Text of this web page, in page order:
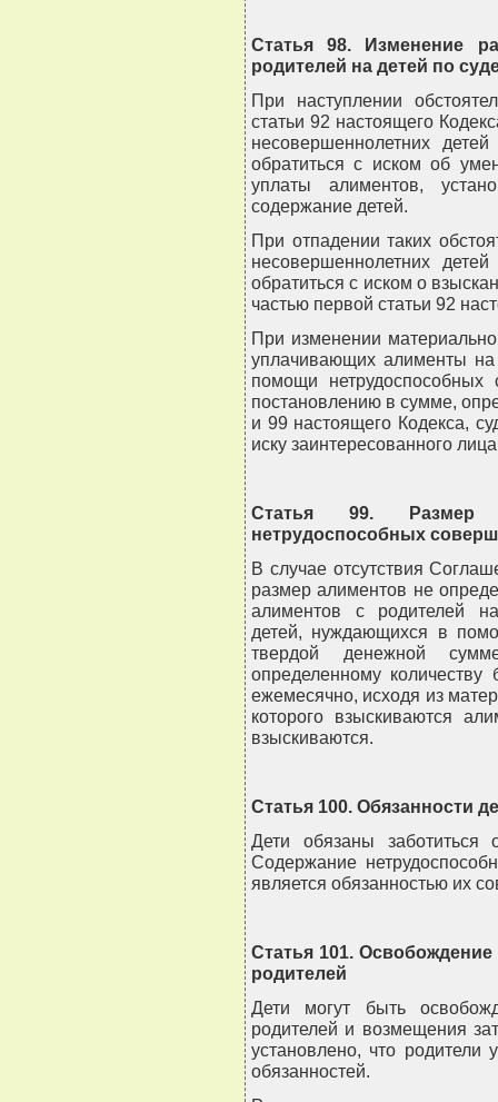
Статья 98. Изменение
родителей на детей по
При наступлении
статьи 92 настоящего
несовершеннолетних
обратиться с иском об
уплаты алиментов,
содержание детей.
При отпадении таких
несовершеннолетних
обратиться с иском о
частью первой статьи 92
При изменении
уплачивающих алименты
помощи нетрудоспособных
постановлению в сумме,
и 99 настоящего Кодекса,
иску заинтересованного
Статья 99. Размер
нетрудоспособных
В случае отсутствия
размер алиментов не
алиментов с родителей
детей, нуждающихся в
твердой денежной
определенному
ежемесячно, исходя из
которого взыскиваются
взыскиваются.
Статья 100. Обязанности
Дети обязаны
Содержание
является обязанностью их
Статья 101.
родителей
Дети могут быть
родителей и возмещения
установлено, что родители
обязанностей.